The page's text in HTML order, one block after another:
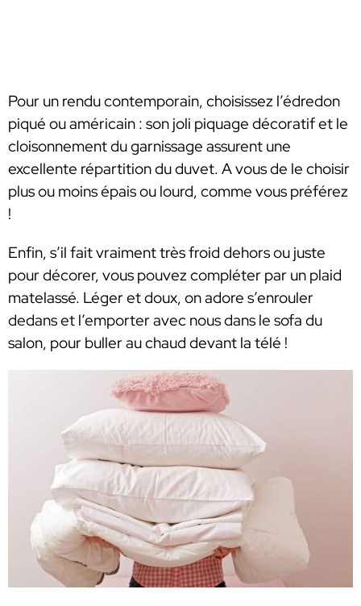
Pour un rendu contemporain, choisissez l’édredon
piqué ou américain : son joli piquage décoratif et le
cloisonnement du garnissage assurent une
excellente répartition du duvet. A vous de le choisir
plus ou moins épais ou lourd, comme vous préférez
!
Enfin, s’il fait vraiment très froid dehors ou juste
pour décorer, vous pouvez compléter par un plaid
matelassé. Léger et doux, on adore s’enrouler
dedans et l’emporter avec nous dans le sofa du
salon, pour buller au chaud devant la télé !